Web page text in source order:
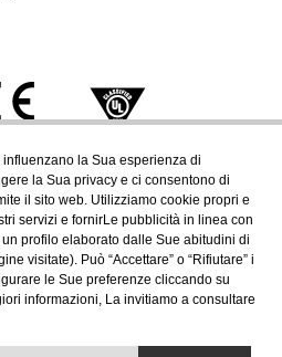
influenzano la Sua esperienza di
la Sua privacy e ci consentono di
il sito web. Utilizziamo cookie propri e
servizi e fornirLe pubblicità in linea con
profilo elaborato dalle Sue abitudini di
visitate). Può “Accettare” o “Rifiutare” i
le Sue preferenze cliccando su
informazioni, La invitiamo a consultare